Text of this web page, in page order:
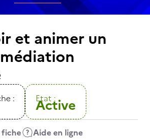
et animer un
: Etat :
Active
fiche Aide en ligne